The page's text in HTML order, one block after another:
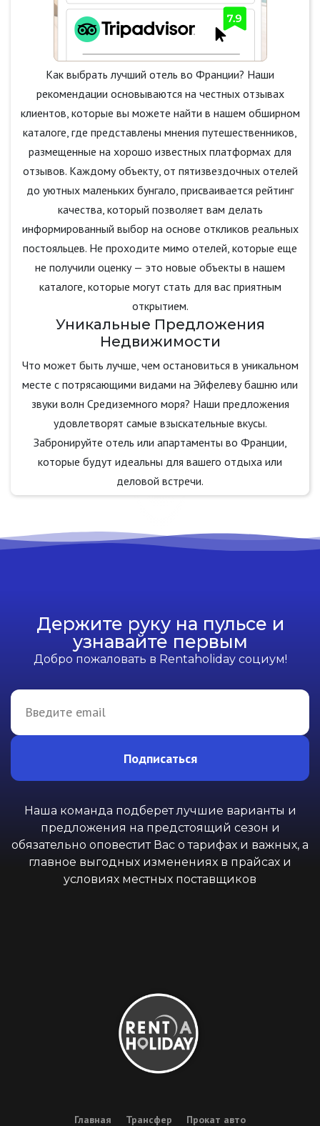
Как выбрать лучший отель во Франции? Наши
рекомендации основываются на честных отзывах
клиентов, которые вы можете найти в нашем обширном
каталоге, где представлены мнения путешественников,
размещенные на хорошо известных платформах для
отзывов. Каждому объекту, от пятизвездочных отелей
до уютных маленьких бунгало, присваивается рейтинг
качества, который позволяет вам делать
информированный выбор на основе откликов реальных
постояльцев. Не проходите мимо отелей, которые еще
не получили оценку — это новые объекты в нашем
каталоге, которые могут стать для вас приятным
открытием.
Уникальные Предложения
Недвижимости
Что может быть лучше, чем остановиться в уникальном
месте с потрясающими видами на Эйфелеву башню или
звуки волн Средиземного моря? Наши предложения
удовлетворят самые взыскательные вкусы.
Забронируйте отель или апартаменты во Франции,
которые будут идеальны для вашего отдыха или
деловой встречи.
Держите руку на пульсе и
узнавайте первым
Добро пожаловать в Rentaholiday социум!
Подписаться
Наша команда подберет лучшие варианты и
предложения на предстоящий сезон и
обязательно оповестит Вас о тарифах и важных, а
главное выгодных изменениях в прайсах и
условиях местных поставщиков
Главная Трансфер Прокат авто